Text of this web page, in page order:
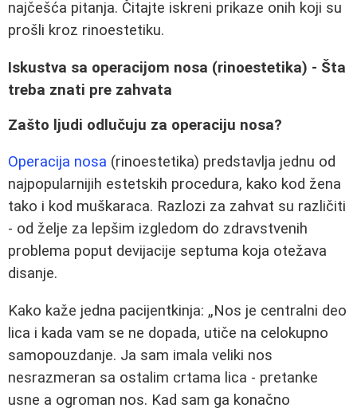
najčešća pitanja. Čitajte iskreni prikaze onih koji su
prošli kroz rinoestetiku.
Iskustva sa operacijom nosa (rinoestetika) - Šta
treba znati pre zahvata
Zašto ljudi odlučuju za operaciju nosa?
Operacija nosa (rinoestetika) predstavlja jednu od
najpopularnijih estetskih procedura, kako kod žena
tako i kod muškaraca. Razlozi za zahvat su različiti
- od želje za lepšim izgledom do zdravstvenih
problema poput devijacije septuma koja otežava
disanje.
Kako kaže jedna pacijentkinja:
Nos je centralni deo
lica i kada vam se ne dopada, utiče na celokupno
samopouzdanje. Ja sam imala veliki nos
nesrazmeran sa ostalim crtama lica - pretanke
usne a ogroman nos. Kad sam ga konačno